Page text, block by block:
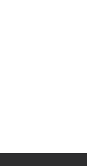
39 960₽